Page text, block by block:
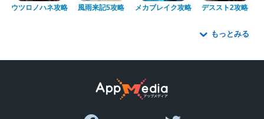
ウツロノハネ攻略 風雨来記5攻略 メカブレイク攻略 デススト2攻略
もっとみる